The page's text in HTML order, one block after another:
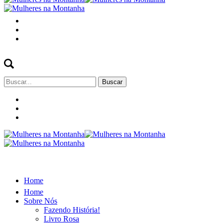
Buscar
por:
Home
Home
Sobre Nós
Fazendo História!
Livro Rosa